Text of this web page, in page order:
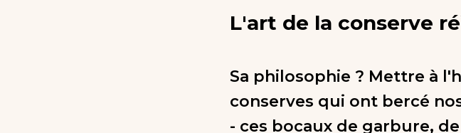
L'art de la conserve
Sa philosophie ? Mettre à
conserves qui ont bercé
- ces bocaux de garbure,